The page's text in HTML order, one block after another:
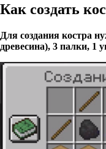
Как создать
Для создания костра
древесина), 3 палки, 1